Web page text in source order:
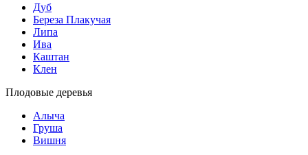
Дуб
Береза Плакучая
Липа
Ива
Каштан
Клен
Плодовые деревья
Алыча
Груша
Вишня